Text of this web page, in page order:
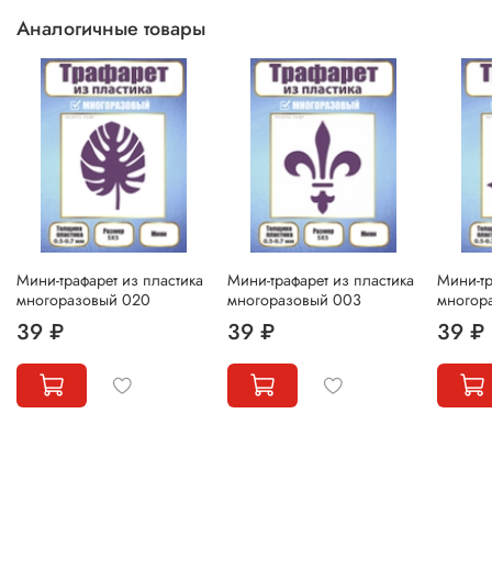
Аналогичные товары
Мини-трафарет из пластика
многоразовый 020
39 ₽
Мини-трафарет из пластика
многоразовый 003
39 ₽
Мини-
39 ₽